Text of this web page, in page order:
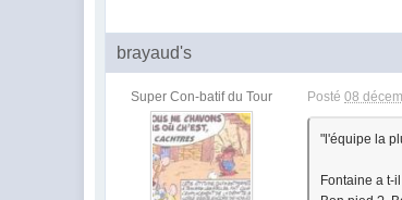
brayaud's
Super Con-batif du Tour Posté08
"l'équipe la
Fontaine a t-